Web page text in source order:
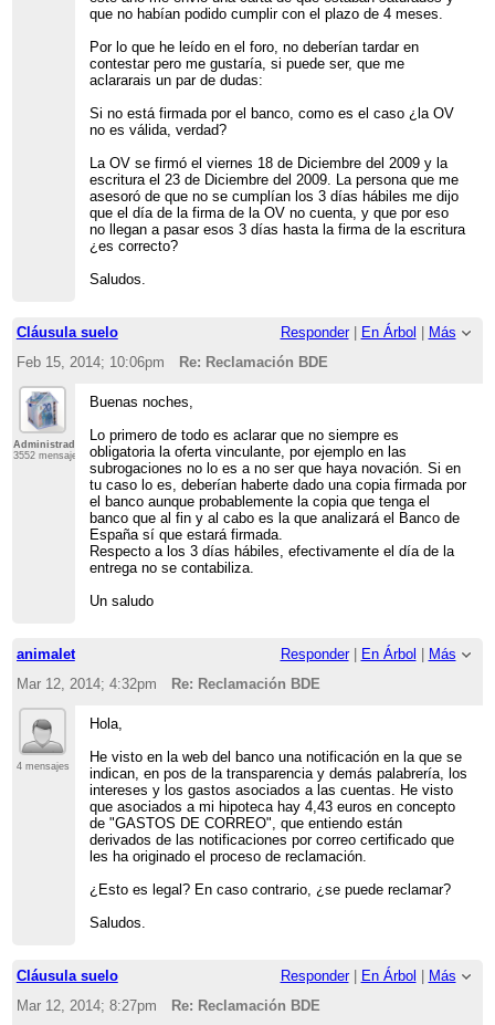
que no habían podido cumplir con el plazo de 4 meses.
Por lo que he leído en el foro, no deberían tardar en
contestar pero me gustaría, si puede ser, que me
aclararais un par de dudas:
Si no está firmada por el banco, como es el caso ¿la OV
no es válida, verdad?
La OV se firmó el viernes 18 de Diciembre del 2009 y la
escritura el 23 de Diciembre del 2009. La persona que me
asesoró de que no se cumplían los 3 días hábiles me dijo
que el día de la firma de la OV no cuenta, y que por eso
no llegan a pasar esos 3 días hasta la firma de la escritura
¿es correcto?
Saludos.
Cláusula suelo Responder| En Árbol
Más
Feb 15, 2014; 10:06pm
Re: Reclamación BDE
Administrador
3552 mensajes
Buenas noches,
Lo primero de todo es aclarar que no siempre es
obligatoria la oferta vinculante, por ejemplo en las
subrogaciones no lo es a no ser que haya novación. Si en
tu caso lo es, deberían haberte dado una copia firmada por
el banco aunque probablemente la copia que tenga el
banco que al fin y al cabo es la que analizará el Banco de
España sí que estará firmada.
Respecto a los 3 días hábiles, efectivamente el día de la
entrega no se contabiliza.
Un saludo
animalet Responder| En Árbol
Más
Mar 12, 2014; 4:32pm
Re: Reclamación BDE
4 mensajes
Hola,
He visto en la web del banco una notificación en la que se
indican, en pos de la transparencia y demás palabrería, los
intereses y los gastos asociados a las cuentas. He visto
que asociados a mi hipoteca hay 4,43 euros en concepto
de "GASTOS DE CORREO", que entiendo están
derivados de las notificaciones por correo certificado que
les ha originado el proceso de reclamación.
¿Esto es legal? En caso contrario, ¿se puede reclamar?
Saludos.
Cláusula suelo Responder| En Árbol
Más
Mar 12, 2014; 8:27pm
Re: Reclamación BDE